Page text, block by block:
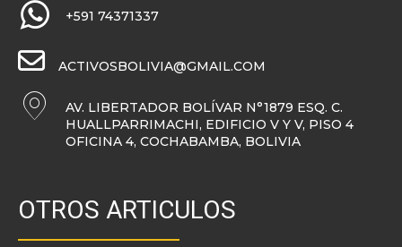
+591 74371337
ACTIVOSBOLIVIA@GMAIL.COM
AV. LIBERTADOR BOLÍVAR N°1879 ESQ. C.
HUALLPARRIMACHI, EDIFICIO V Y V, PISO 4
OFICINA 4, COCHABAMBA, BOLIVIA
OTROS ARTICULOS